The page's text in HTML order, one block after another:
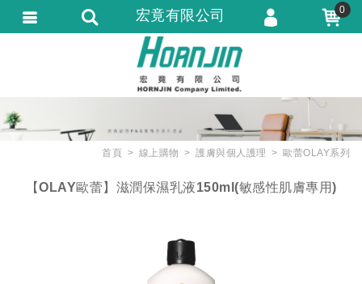
首頁 線上購物 護膚與個人護理 歐蕾OLAY系列
【OLAY歐蕾】滋潤保濕乳液150ml(敏感性肌膚專用)
宏竟有限公司 0
會員登入
會員註冊
訂單查詢